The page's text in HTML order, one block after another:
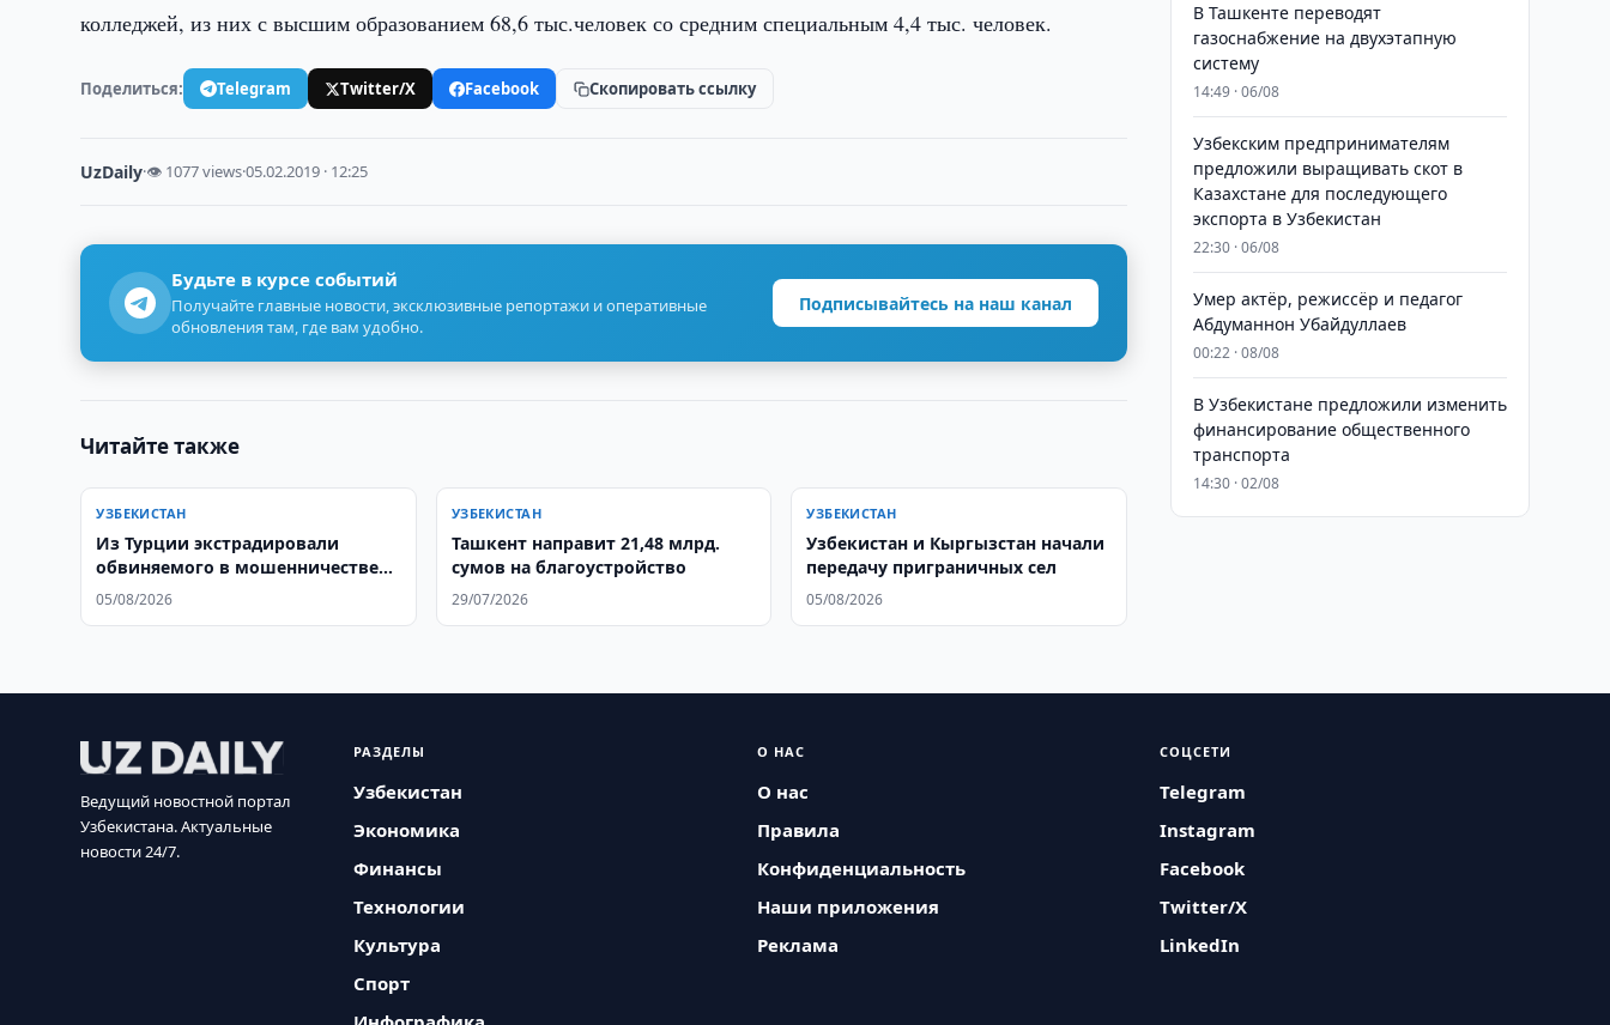
колледжей, из них с высшим образованием 68,6 тыс.человек со средним специальным 4,4 тыс. человек.
Поделиться: Telegram Twitter/X Facebook Скопировать ссылку
UzDaily·👁 1077 views·05.02.2019 · 12:25
Будьте в курсе событий
Получайте главные новости, эксклюзивные репортажи и оперативные
обновления там, где вам удобно.
Подписывайтесь на наш канал
Читайте также
УЗБЕКИСТАН
Из Турции экстрадировали
обвиняемого в мошенничестве
узбекистанца
05/08/2026
УЗБЕКИСТАН
​​​​​​​Ташкент направит 21,48 млрд.
сумов на благоустройство
29/07/2026
УЗБЕКИСТАН
Узбекистан и Кыргызстан начали
передачу приграничных сел
05/08/2026
В Ташкенте переводят
газоснабжение на двухэтапную
систему
14:49 · 06/08
Узбекским предпринимателям
предложили выращивать скот в
Казахстане для последующего
экспорта в Узбекистан
22:30 · 06/08
Умер актёр, режиссёр и педагог
Абдуманнон Убайдуллаев
00:22 · 08/08
В Узбекистане предложили изменить
финансирование общественного
транспорта
14:30 · 02/08
Ведущий новостной портал
Узбекистана. Актуальные
новости 24/7.
РАЗДЕЛЫ
Узбекистан
Экономика
Финансы
Технологии
Культура
Спорт
О НАС
О нас
Правила
Конфиденциальность
Наши приложения
Реклама
СОЦСЕТИ
Telegram
Instagram
Facebook
Twitter/X
LinkedIn